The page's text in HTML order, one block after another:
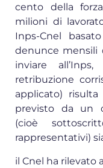
cento della
milioni di
Inps-Cnel
denunce mensili
inviare
retribuzione
applicato)
previsto da un
(cioè
rappresentativi)
il Cnel ha rilevato